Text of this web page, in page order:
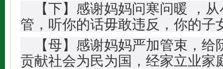
【下】感谢妈妈问寒问暖 ，
管，听你的话毋敢违反，你的子
【母】感谢妈妈严加管束，
贡献社会为民为国，经家立业家